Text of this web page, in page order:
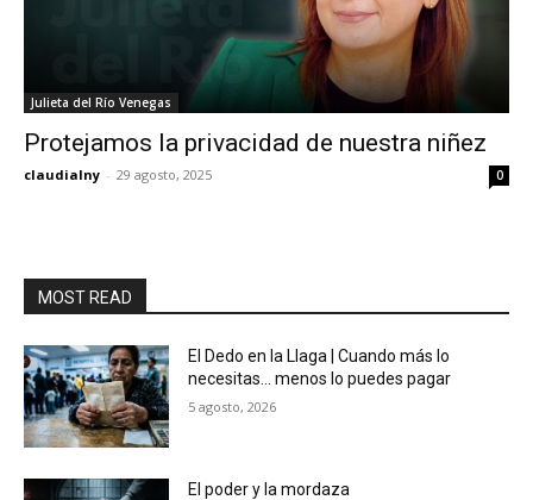
Julieta del Río Venegas
Protejamos la privacidad de nuestra niñez
claudialny - 29 agosto, 2025 0
MOST READ
El Dedo en la Llaga | Cuando más lo
necesitas… menos lo puedes pagar
5 agosto, 2026
El poder y la mordaza